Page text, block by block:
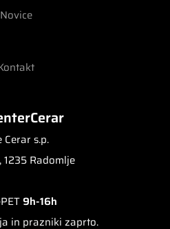
Novice
Cerar s.p.
Radomlje
9h-16h
in prazniki zaprto.